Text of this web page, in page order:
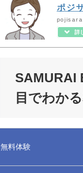
ポジ
pojisara
詳
SAMURAI
目でわか
無料体験